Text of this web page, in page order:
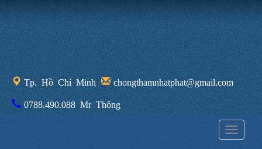
Tp. Hồ Chí Minh
chongthamnhatphat@gmail.com
0788.490.088 Mr Thông
Toggle